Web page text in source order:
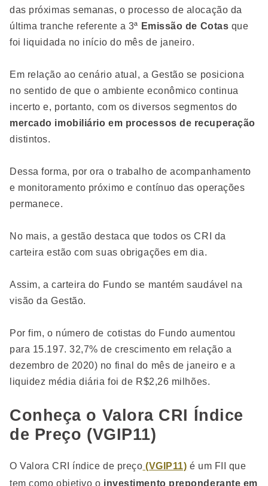
das próximas semanas, o processo de alocação da
última tranche referente a 3ª Emissão de Cotas que
foi liquidada no início do mês de janeiro.
Em relação ao cenário atual, a Gestão se posiciona
no sentido de que o ambiente econômico continua
incerto e, portanto, com os diversos segmentos do
mercado imobiliário em processos de recuperação
distintos.
Dessa forma, por ora o trabalho de acompanhamento
e monitoramento próximo e contínuo das operações
permanece.
No mais, a gestão destaca que todos os CRI da
carteira estão com suas obrigações em dia.
Assim, a carteira do Fundo se mantém saudável na
visão da Gestão.
Por fim, o número de cotistas do Fundo aumentou
para 15.197. 32,7% de crescimento em relação a
dezembro de 2020) no final do mês de janeiro e a
liquidez média diária foi de R$2,26 milhões.
Conheça o Valora CRI Índice
de Preço (VGIP11)
O Valora CRI índice de preço (VGIP11) é um FII que
tem como objetivo o investimento preponderante em